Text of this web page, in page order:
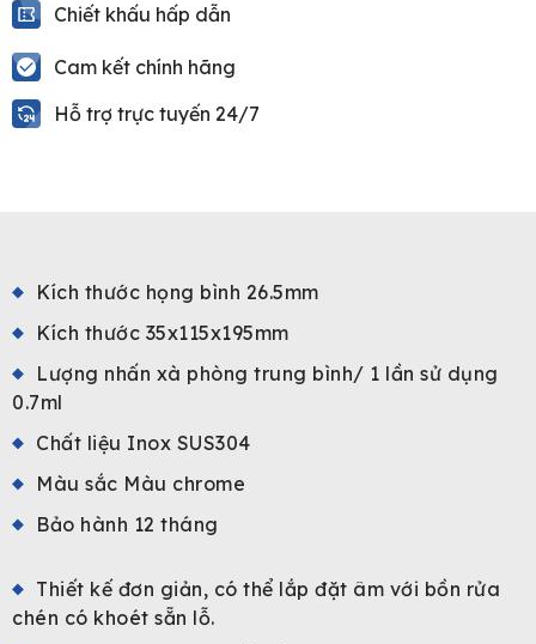
Chiết khấu hấp dẫn
Cam kết chính hãng
Hỗ trợ trực tuyến 24/7
Kích thước họng bình 26.5mm
Kích thước 35x115x195mm
Lượng nhấn xà phòng trung bình/ 1 lần sử dụng
0.7ml
Chất liệu Inox SUS304
Màu sắc Màu chrome
Bảo hành 12 tháng
Thiết kế đơn giản, có thể lắp đặt âm với bồn rửa
chén có khoét sẵn lỗ.